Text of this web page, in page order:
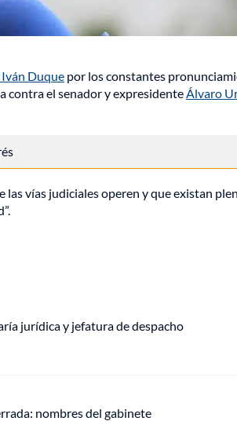
Duque por los constantes
contra el senador y expresidenteÁlvaro
las vías judiciales operen y que existan
jurídica y jefatura de despacho
nombres del gabinete